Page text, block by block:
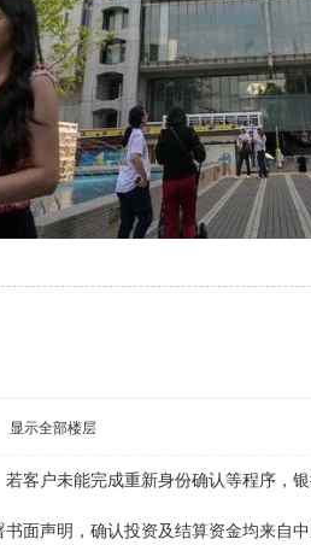
显示全部楼层
客户未能完成重新身份确认等程序，
面声明，确认投资及结算资金均来自